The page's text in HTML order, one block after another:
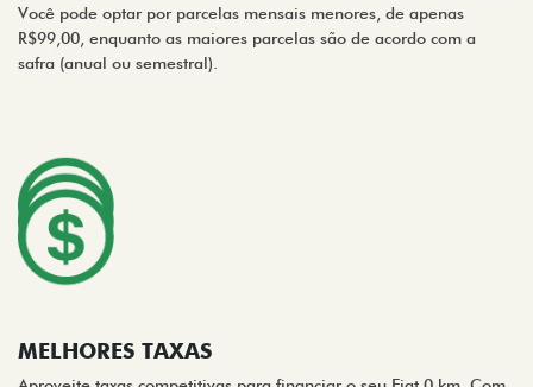
Você pode optar por parcelas mensais menores, de apenas
R$99,00, enquanto as maiores parcelas são de acordo com a
safra (anual ou semestral).
MELHORES TAXAS